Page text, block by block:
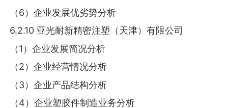
（6）企业发展优劣势分析
6.2.10 亚光耐新精密注塑（天津）有限公司
（1）企业发展简况分析
（2）企业经营情况分析
（3）企业产品结构分析
（4）企业塑胶件制造业务分析